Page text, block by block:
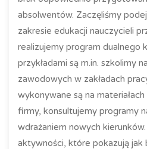
absolwentów. Zaczęliśmy
zakresie edukacji nauczycieli
realizujemy program dualnego
przykładami są m.in. szkolimy
zawodowych w zakładach
wykonywane są na
firmy, konsultujemy programy
wdrażaniem nowych
aktywności, które pokazują jak